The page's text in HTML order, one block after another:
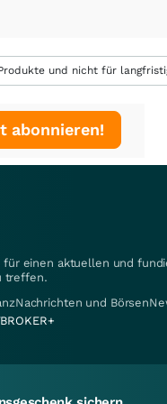
und nicht für
abonnieren!
für einen aktuellen und
treffen.
und